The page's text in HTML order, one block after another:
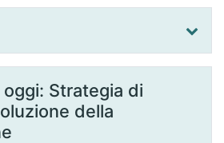
Strategia di
della